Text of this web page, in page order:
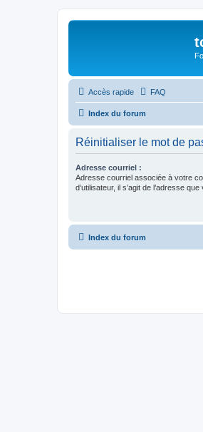
Accès rapide FAQ
Index du forum
Réinitialiser le mot de
Adresse courriel :
Adresse courriel associée à votre
d’utilisateur, il s’agit de l’adresse
Index du forum